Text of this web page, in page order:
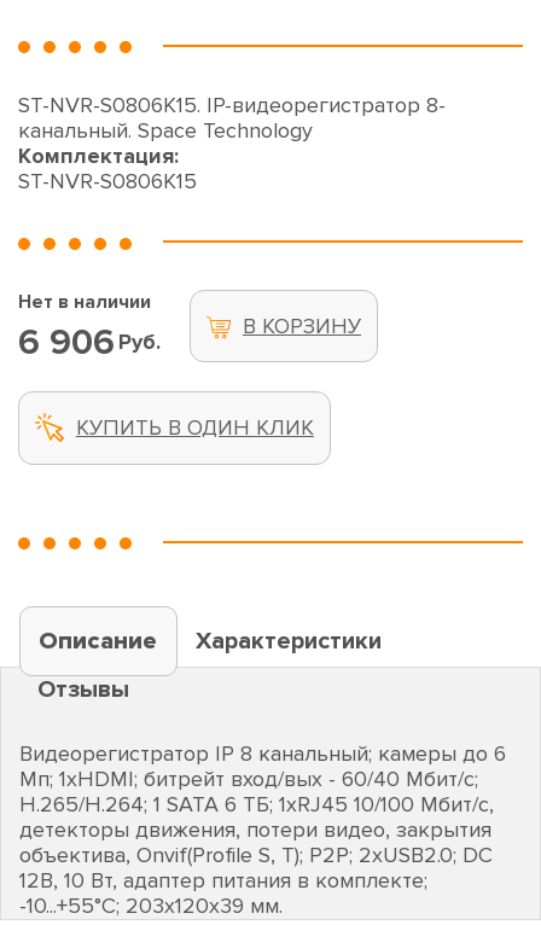
ST-NVR-S0806K15. IP-видеорегистратор 8-
канальный. Space Technology
Комплектация:
ST-NVR-S0806K15
Нет в наличии
6 906 Руб.
В КОРЗИНУ
КУПИТЬ В ОДИН КЛИК
Описание
Характеристики
Отзывы
Видеорегистратор IP 8 канальный; камеры до 6
Мп; 1хHDMI; битрейт вход/вых - 60/40 Мбит/с;
H.265/H.264; 1 SATA 6 ТБ; 1хRJ45 10/100 Мбит/с,
детекторы движения, потери видео, закрытия
объектива, Onvif(Profile S, T); P2P; 2хUSB2.0; DC
12В, 10 Вт, адаптер питания в комплекте;
-10...+55°C; 203х120х39 мм.